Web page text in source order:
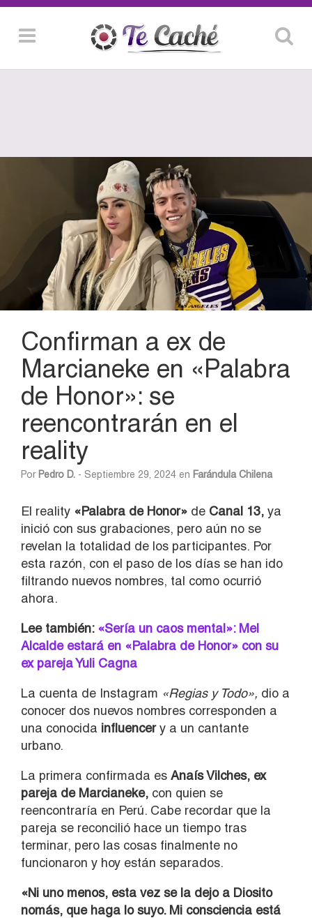
Confirman a ex de
Marcianeke en «Palabra
de Honor»: se
reencontrarán en el
reality
Por Pedro D. - Septiembre 29, 2024 en Farándula Chilena
El reality «Palabra de Honor» de Canal 13, ya
inició con sus grabaciones, pero aún no se
revelan la totalidad de los participantes. Por
esta razón, con el paso de los días se han ido
filtrando nuevos nombres, tal como ocurrió
ahora.
Lee también: «Sería un caos mental»: Mel
Alcalde estará en «Palabra de Honor» con su
ex pareja Yuli Cagna
La cuenta de Instagram «Regias y Todo», dio a
conocer dos nuevos nombres corresponden a
una conocida influencery a un cantante
urbano.
La primera confirmada es Anaís Vilches, ex
pareja de Marcianeke, con quien se
reencontraría en Perú. Cabe recordar que la
pareja se reconcilió hace un tiempo tras
terminar, pero las cosas finalmente no
funcionaron y hoy están separados.
«Ni uno menos, esta vez se la dejo a Diosito
nomás, que haga lo suyo. Mi consciencia está